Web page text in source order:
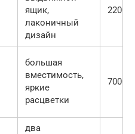
ящик,
лаконичный
дизайн
2200
большая
вместимость,
яркие
расцветки
7000
два